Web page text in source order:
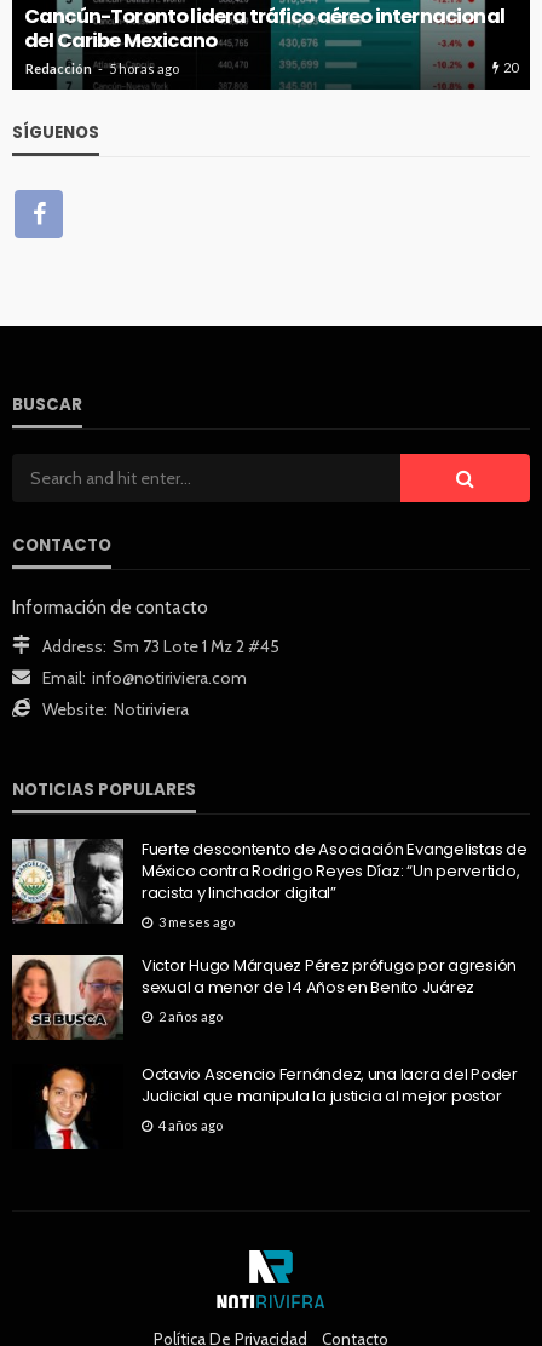
Cancún-Toronto lidera tráfico aéreo internacional
del Caribe Mexicano
Redacción 5 horas ago 20
SÍGUENOS
BUSCAR
CONTACTO
Información de contacto
Address: Sm 73 Lote 1 Mz 2 #45
Email: info@notiriviera.com
Website: Notiriviera
NOTICIAS POPULARES
Fuerte descontento de Asociación Evangelistas de
México contra Rodrigo Reyes Díaz: “Un pervertido,
racista y linchador digital”
3 meses ago
Victor Hugo Márquez Pérez prófugo por agresión
sexual a menor de 14 Años en Benito Juárez
2 años ago
Octavio Ascencio Fernández, una lacra del Poder
Judicial que manipula la justicia al mejor postor
4 años ago
Política De Privacidad Contacto